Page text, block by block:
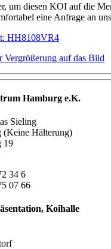
um diesen KOI auf die
eine Anfrage an
Vergrößerung auf das Bild
Hamburg e.K.
Sieling
(Keine Hälterung)
19
34 6
07 66
Koihalle